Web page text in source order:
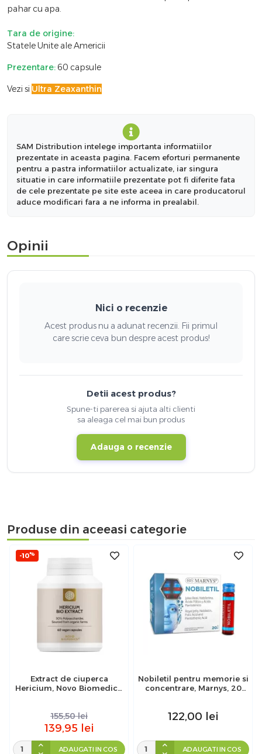
pahar cu apa.
Tara de origine:
Statele Unite ale Americii
Prezentare:60 capsule
Vezi si Ultra Zeaxanthin
SAM Distribution intelege importanta informatiilor
prezentate in aceasta pagina. Facem eforturi permanente
pentru a pastra informatiilor actualizate, iar singura
situatie in care informatiile prezentate pot fi diferite fata
de cele prezentate pe site este aceea in care producatorul
aduce modificari fara a ne informa in prealabil.
Opinii
Nici o recenzie
Acest produs nu a adunat recenzii. Fii primul
care scrie ceva bun despre acest produs!
Detii acest produs?
Spune-ti parerea si ajuta alti clienti
sa aleaga cel mai bun produs
Adauga o recenzie
Produse din aceeasi categorie
-10%
Extract de ciuperca
Hericium, Novo Biomedics,
155,50 lei
139,95 lei
ADAUGATI IN COS
Nobiletil pentru memorie si
concentrare, Marnys, 20
122,00 lei
ADAUGATI IN COS